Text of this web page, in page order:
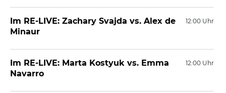
12:00 Uhr
Im RE-LIVE: Zachary Svajda vs. Alex de
Minaur
12:00 Uhr
Im RE-LIVE: Marta Kostyuk vs. Emma
Navarro